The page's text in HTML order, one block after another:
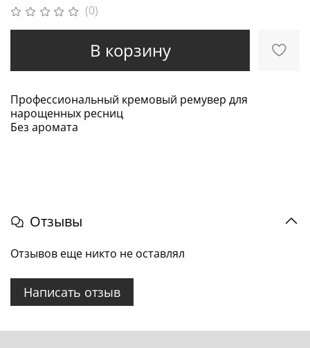
(0)
В корзину
Профессиональный кремовый ремувер для
нарощенных ресниц
Без аромата
Отзывы
Отзывов еще никто не оставлял
Написать отзыв